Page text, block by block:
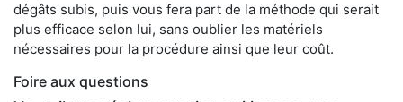
dégâts subis, puis vous fera part de la méthode qui serait
plus efficace selon lui, sans oublier les matériels
nécessaires pour la procédure ainsi que leur coût.
Foire aux questions